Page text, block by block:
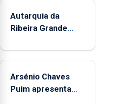
mês
de
entre
14h00
e
Autarquia da
Ribeira Grande
"Museus no Verão"
Arsénio Chaves
Puim apresenta